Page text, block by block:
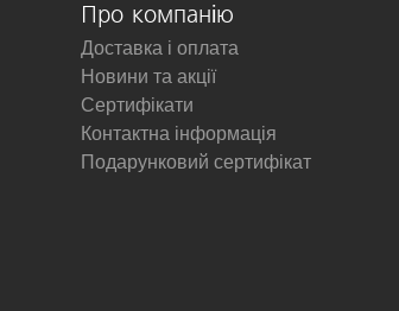
Про компанію
Доставка і оплата
Новини та акції
Сертифікати
Контактна інформація
Подарунковий сертифікат